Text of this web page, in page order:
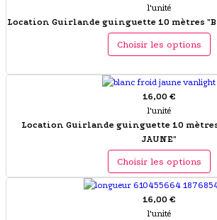
l'unité
Location Guirlande guinguette 10 mètres
Choisir les options
16,00 €
l'unité
Location Guirlande guinguette 10 mètres
JAUNE"
Choisir les options
16,00 €
l'unité